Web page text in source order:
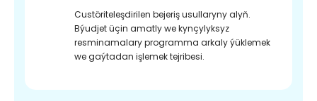
Custöriteleşdirilen bejeriş usullaryny alyň.
Býudjet üçin amatly we kynçylyksyz
resminamalary programma arkaly ýüklemek
we gaýtadan işlemek tejribesi.